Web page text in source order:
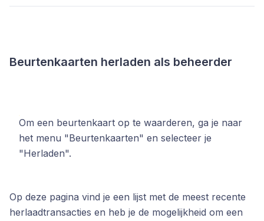
Beurtenkaarten herladen als beheerder
Om een beurtenkaart op te waarderen, ga je naar
het menu "Beurtenkaarten" en selecteer je
"Herladen".
Op deze pagina vind je een lijst met de meest recente
herlaadtransacties en heb je de mogelijkheid om een